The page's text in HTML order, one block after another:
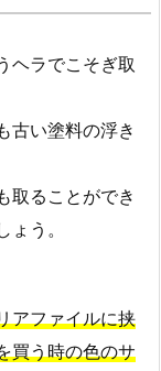
ヘラでこそぎ取
古い塗料の浮き
取ることができ
う。
アファイルに挟
買う時の色のサ